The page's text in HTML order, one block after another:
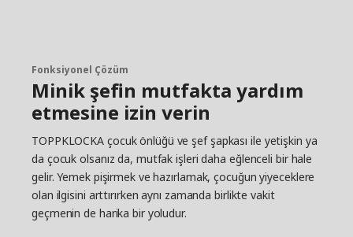
Fonksiyonel Çözüm
Minik şefin mutfakta yardım
etmesine izin verin
TOPPKLOCKA çocuk önlüğü ve şef şapkası ile yetişkin ya
da çocuk olsanız da, mutfak işleri daha eğlenceli bir hale
gelir. Yemek pişirmek ve hazırlamak, çocuğun yiyeceklere
olan ilgisini arttırırken aynı zamanda birlikte vakit
geçmenin de harika bir yoludur.